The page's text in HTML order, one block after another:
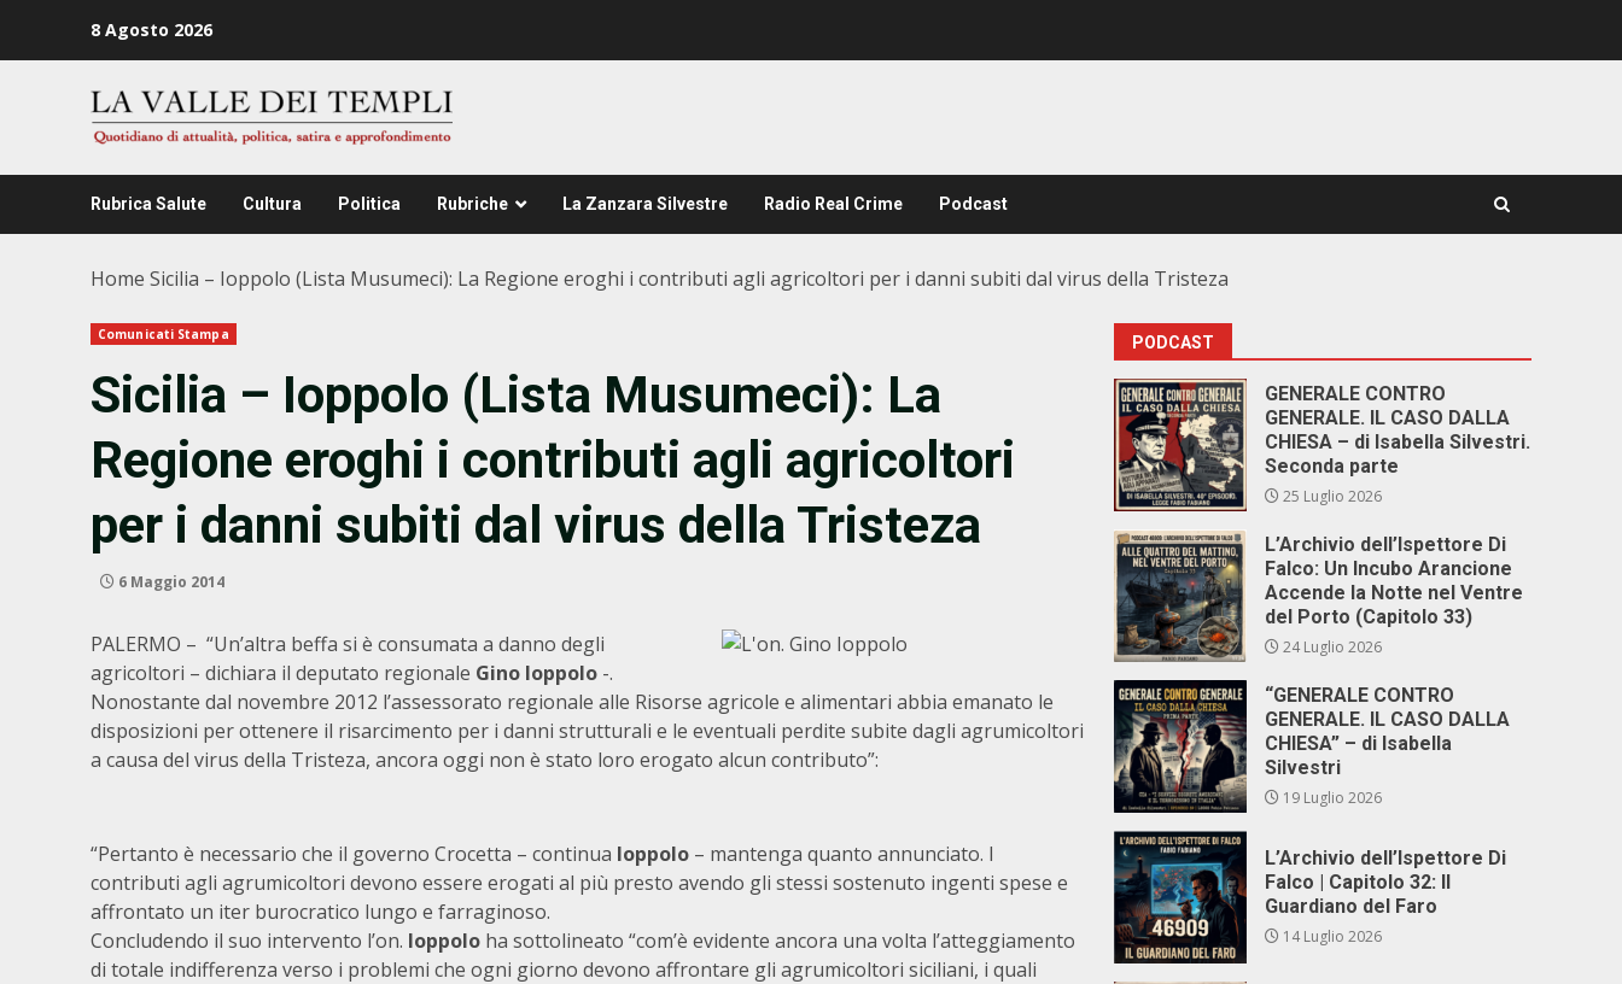
8 Agosto 2026
Rubrica Salute Cultura Politica Rubriche La Zanzara Silvestre Radio Real Crime Podcast
Home Sicilia – Ioppolo (Lista Musumeci): La Regione eroghi i contributi agli agricoltori per i danni subiti dal virus della Tristeza
Comunicati Stampa
Sicilia – Ioppolo (Lista Musumeci): La
Regione eroghi i contributi agli agricoltori
per i danni subiti dal virus della Tristeza
6 Maggio 2014
PALERMO – “Un’altra beffa si è consumata a danno degli
agricoltori – dichiara il deputato regionale Gino Ioppolo -.
Nonostante dal novembre 2012 l’assessorato regionale alle Risorse agricole e alimentari abbia emanato le
disposizioni per ottenere il risarcimento per i danni strutturali e le eventuali perdite subite dagli agrumicoltori
a causa del virus della Tristeza, ancora oggi non è stato loro erogato alcun contributo”:
“Pertanto è necessario che il governo Crocetta – continua Ioppolo – mantenga quanto annunciato. I
contributi agli agrumicoltori devono essere erogati al più presto avendo gli stessi sostenuto ingenti spese e
affrontato un iter burocratico lungo e farraginoso.
Concludendo il suo intervento l’on. Ioppolo ha sottolineato “com’è evidente ancora una volta l’atteggiamento
di totale indifferenza verso i problemi che ogni giorno devono affrontare gli agrumicoltori siciliani, i quali
PODCAST
GENERALE CONTRO
GENERALE. IL CASO DALLA
CHIESA – di Isabella Silvestri.
Seconda parte
25 Luglio 2026
L’Archivio dell’Ispettore Di
Falco: Un Incubo Arancione
Accende la Notte nel Ventre
del Porto (Capitolo 33)
24 Luglio 2026
“GENERALE CONTRO
GENERALE. IL CASO DALLA
CHIESA” – di Isabella
Silvestri
19 Luglio 2026
L’Archivio dell’Ispettore Di
Falco | Capitolo 32: Il
Guardiano del Faro
14 Luglio 2026